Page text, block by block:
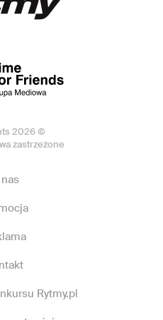
2026 ©
zastrzeżone
Rytmy.pl